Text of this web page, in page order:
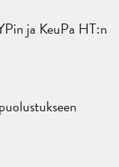
ja KeuPa HT:n